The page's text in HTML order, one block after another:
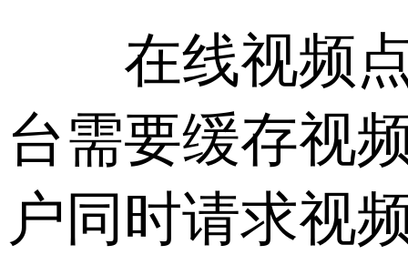
在线视频点
台需要缓存视
户同时请求视